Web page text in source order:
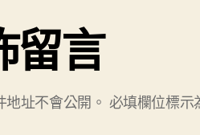
留言
址不會公開。 必填欄位標